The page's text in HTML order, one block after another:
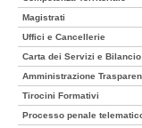
Magistrati
Uffici e Cancellerie
Carta dei Servizi e
Amministrazione
Tirocini Formativi
Processo penale